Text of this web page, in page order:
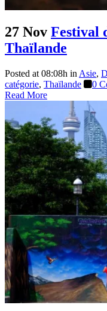
27 Nov Festival
Thaïlande
Posted at 08:08h in Asie,
catégorie, Thaïlande
0
Read More